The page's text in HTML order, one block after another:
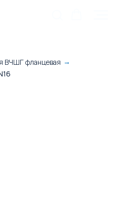
ВЧШГ фланцевая →